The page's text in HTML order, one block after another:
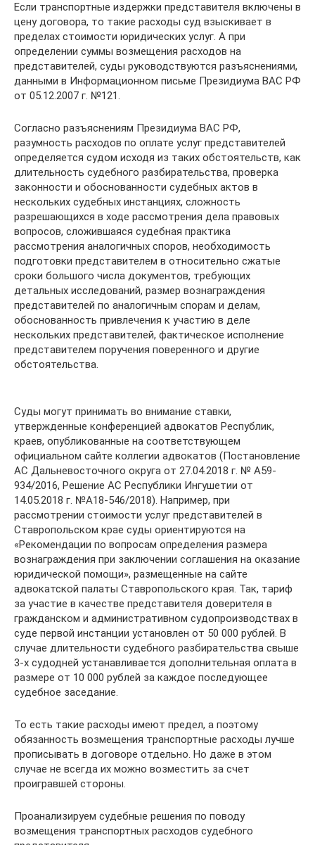
Если транспортные издержки представителя включены в
цену договора, то такие расходы суд взыскивает в
пределах стоимости юридических услуг. А при
определении суммы возмещения расходов на
представителей, суды руководствуются разъяснениями,
данными в Информационном письме Президиума ВАС РФ
от 05.12.2007 г. №121.
Согласно разъяснениям Президиума ВАС РФ,
разумность расходов по оплате услуг представителей
определяется судом исходя из таких обстоятельств, как
длительность судебного разбирательства, проверка
законности и обоснованности судебных актов в
нескольких судебных инстанциях, сложность
разрешающихся в ходе рассмотрения дела правовых
вопросов, сложившаяся судебная практика
рассмотрения аналогичных споров, необходимость
подготовки представителем в относительно сжатые
сроки большого числа документов, требующих
детальных исследований, размер вознаграждения
представителей по аналогичным спорам и делам,
обоснованность привлечения к участию в деле
нескольких представителей, фактическое исполнение
представителем поручения поверенного и другие
обстоятельства.
Суды могут принимать во внимание ставки,
утвержденные конференцией адвокатов Республик,
краев, опубликованные на соответствующем
официальном сайте коллегии адвокатов (Постановление
АС Дальневосточного округа от 27.04.2018 г. № А59-
934/2016, Решение АС Республики Ингушетии от
14.05.2018 г. №А18-546/2018). Например, при
рассмотрении стоимости услуг представителей в
Ставропольском крае суды ориентируются на
«Рекомендации по вопросам определения размера
вознаграждения при заключении соглашения на оказание
юридической помощи», размещенные на сайте
адвокатской палаты Ставропольского края. Так, тариф
за участие в качестве представителя доверителя в
гражданском и административном судопроизводствах в
суде первой инстанции установлен от 50 000 рублей. В
случае длительности судебного разбирательства свыше
3-х судодней устанавливается дополнительная оплата в
размере от 10 000 рублей за каждое последующее
судебное заседание.
То есть такие расходы имеют предел, а поэтому
обязанность возмещения транспортные расходы лучше
прописывать в договоре отдельно. Но даже в этом
случае не всегда их можно возместить за счет
проигравшей стороны.
Проанализируем судебные решения по поводу
возмещения транспортных расходов судебного